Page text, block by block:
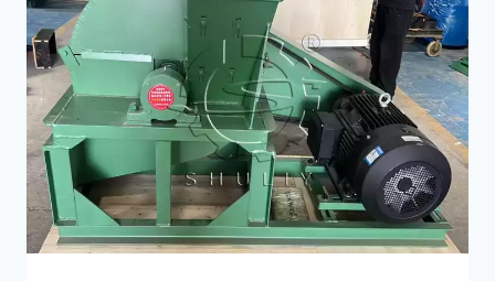
ARABIA